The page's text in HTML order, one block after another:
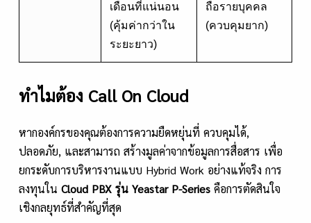
เดือนที่แน่นอน
(คุ้มค่ากว่าใน
ระยะยาว)
ถือรายบุคคล
(ควบคุมยาก)
ทำไมต้อง Call On Cloud
หากองค์กรของคุณต้องการความยืดหยุ่นที่ ควบคุมได้,
ปลอดภัย, และสามารถ สร้างมูลค่าจากข้อมูลการสื่อสาร เพื่อ
ยกระดับการบริหารงานแบบ Hybrid Work อย่างแท้จริง การ
ลงทุนใน Cloud PBX รุ่น Yeastar P-Series คือการตัดสินใจ
เชิงกลยุทธ์ที่สำคัญที่สุด